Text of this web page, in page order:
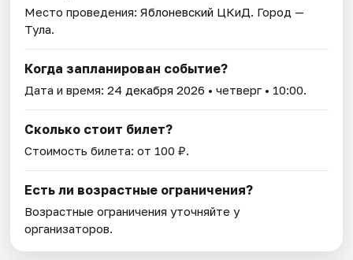
Место проведения:Яблоневский ЦКиД. Город —
Тула.
Когда запланирован событие?
Дата и время:24 декабря 2026 • четверг • 10:00.
Сколько стоит билет?
Стоимость билета: от 100 ₽.
Есть ли возрастные ограничения?
Возрастные ограничения уточняйте у
организаторов.